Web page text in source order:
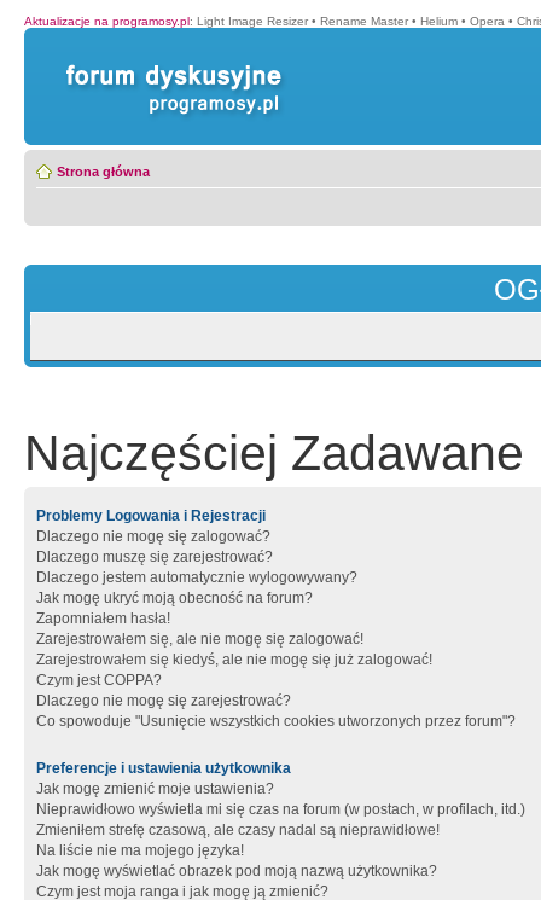
Aktualizacje na programosy.pl: Light Image Resizer • Rename Master • Helium • Opera •
Strona główna
Najczęściej Zadawane
Problemy Logowania i Rejestracji
Dlaczego nie mogę się zalogować?
Dlaczego muszę się zarejestrować?
Dlaczego jestem automatycznie wylogowywany?
Jak mogę ukryć moją obecność na forum?
Zapomniałem hasła!
Zarejestrowałem się, ale nie mogę się zalogować!
Zarejestrowałem się kiedyś, ale nie mogę się już zalogować!
Czym jest COPPA?
Dlaczego nie mogę się zarejestrować?
Co spowoduje "Usunięcie wszystkich cookies utworzonych przez forum"?
Preferencje i ustawienia użytkownika
Jak mogę zmienić moje ustawienia?
Nieprawidłowo wyświetla mi się czas na forum (w postach, w profilach, itd.)
Zmieniłem strefę czasową, ale czasy nadal są nieprawidłowe!
Na liście nie ma mojego języka!
Jak mogę wyświetlać obrazek pod moją nazwą użytkownika?
Czym jest moja ranga i jak mogę ją zmienić?